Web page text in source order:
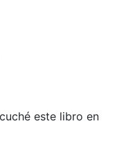
este libro en